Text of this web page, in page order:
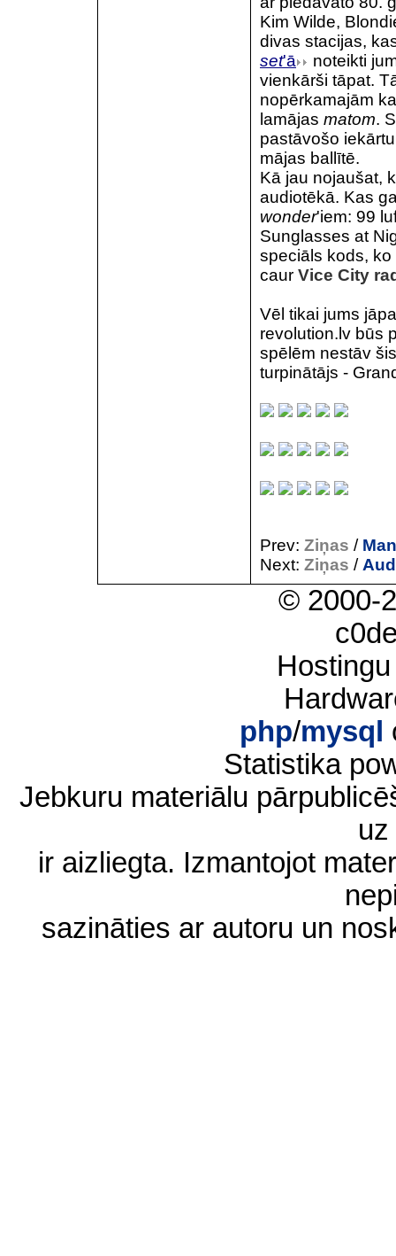
Kim Wilde,
divas stacijas,
set'ā
noteikti
vienkārši tāpat.
nopērkamajām
lamājas matom.
pastāvošo
mājas ballītē.
Kā jau nojaušat,
audiotēkā. Kas
wonder'iem: 99
Sunglasses at
speciāls kods,
caur Vice City
Vēl tikai jums
revolution.lv būs
spēlēm nestāv
turpinātājs -
Prev: Ziņas /
Next: Ziņas /
© 2000-
php/mysql
Statistika
Jebkuru materiālu
ir aizliegta. Izmantojot
sazināties ar autoru un